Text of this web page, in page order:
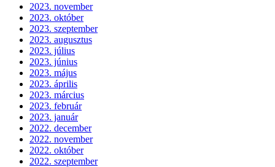
2023. november
2023. október
2023. szeptember
2023. augusztus
2023. július
2023. június
2023. május
2023. április
2023. március
2023. február
2023. január
2022. december
2022. november
2022. október
2022. szeptember